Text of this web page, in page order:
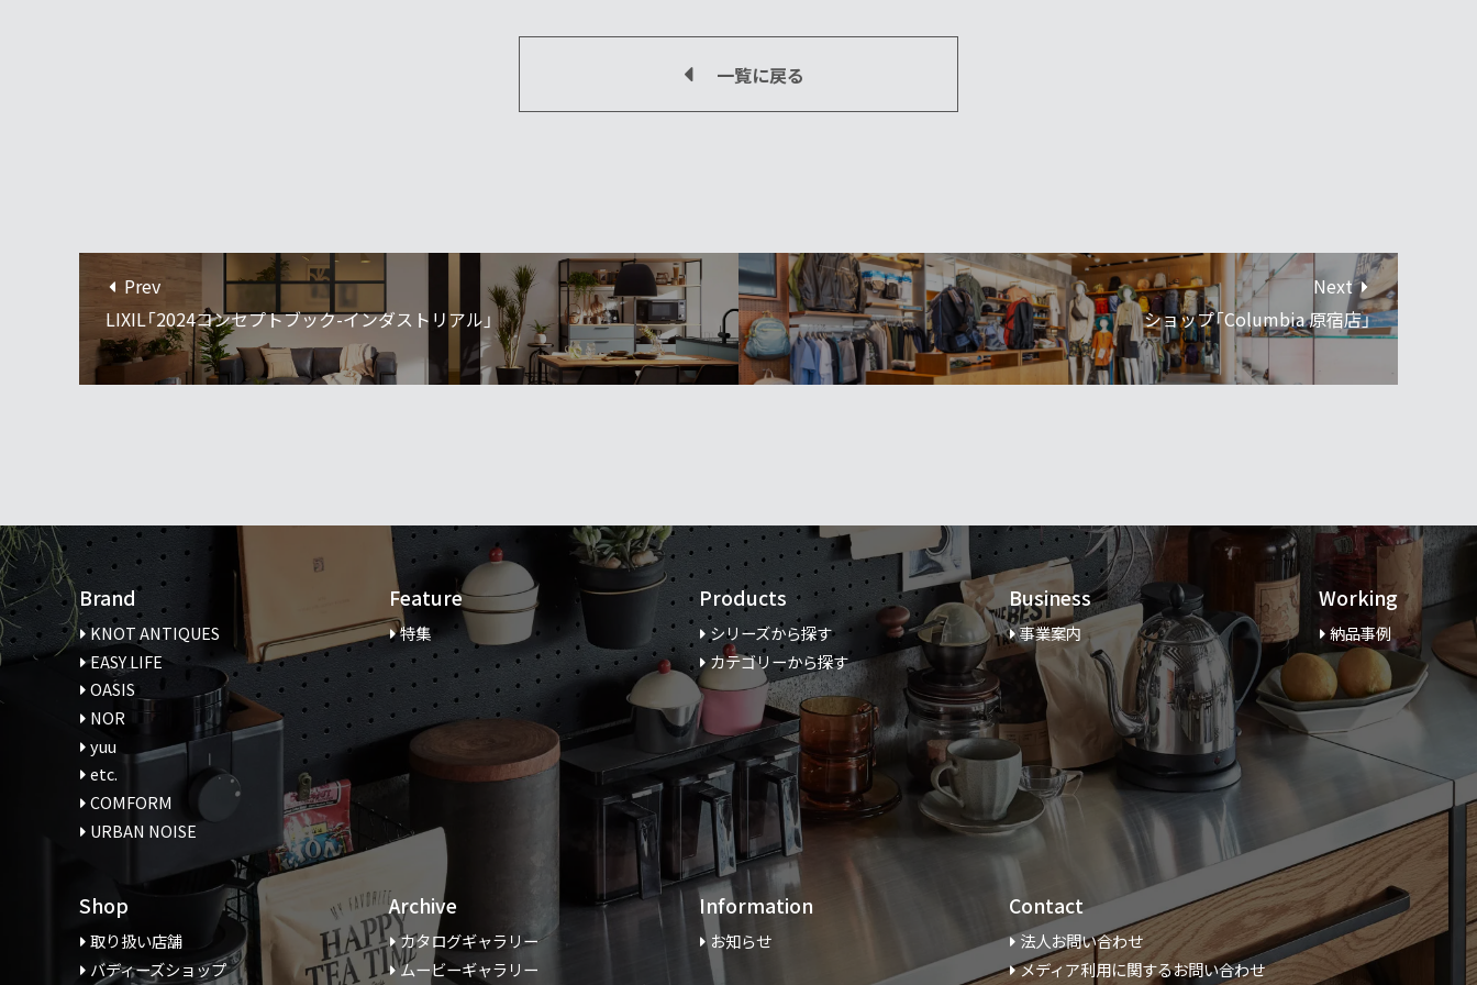
一覧に戻る
Prev
LIXIL「2024コンセプトブック-インダストリアル」
Next
ショップ「Columbia 原宿店」
Brand
KNOT ANTIQUES
EASY LIFE
OASIS
NOR
yuu
etc.
COMFORM
URBAN NOISE
Feature
特集
Products
シリーズから探す
カテゴリーから探す
Business
事業案内
Working
納品事例
Shop
取り扱い店舗
バディーズショップ
Archive
カタログギャラリー
ムービーギャラリー
Information
お知らせ
Contact
法人お問い合わせ
メディア利用に関するお問い合わせ